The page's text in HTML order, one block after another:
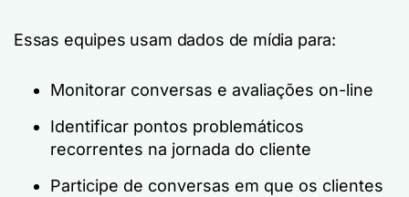
Essas equipes usam dados de mídia para:
Monitorar conversas e avaliações on-line
Identificar pontos problemáticos
recorrentes na jornada do cliente
Participe de conversas em que os clientes